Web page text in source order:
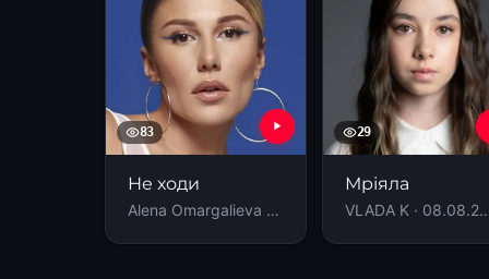
83
Не ходи
Alena Omargalieva · 22.09.2025
29
Мріяла
VLADA K · 08.08.2024